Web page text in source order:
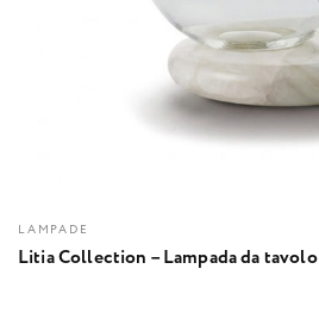
LAMPADE
Litia Collection – Lampada da tavolo